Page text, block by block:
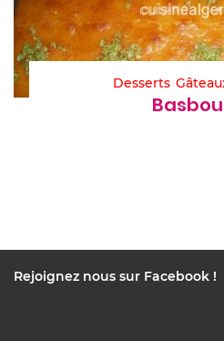
Desserts
Rejoignez nous sur Facebook !